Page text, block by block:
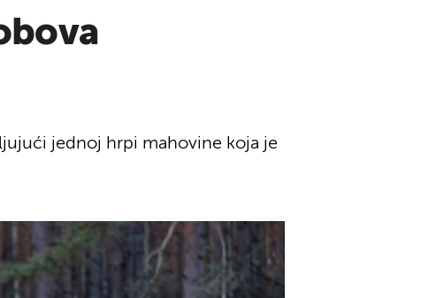
jednoj hrpi mahovine koja je